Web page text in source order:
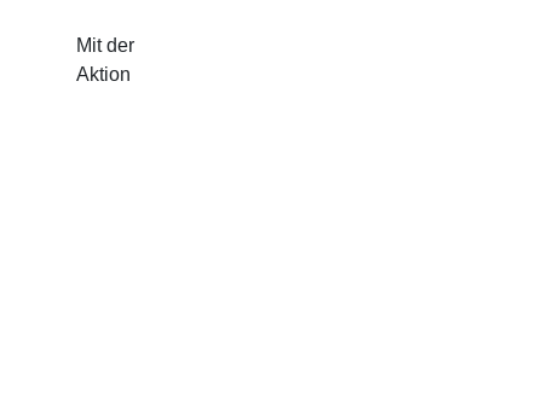
Mit der
Aktion